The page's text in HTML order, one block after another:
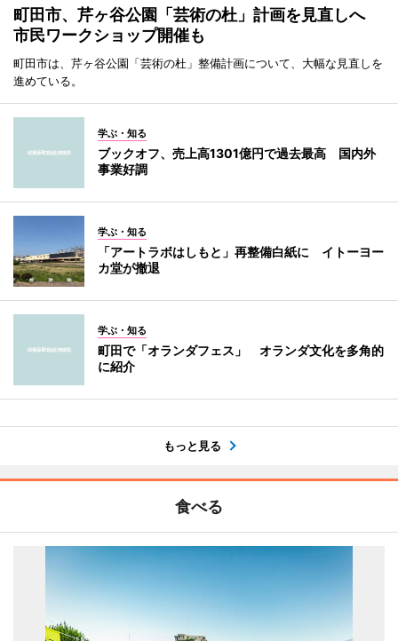
町田市、芹ヶ谷公園「芸術の杜」計画を見直しへ
市民ワークショップ開催も
町田市は、芹ヶ谷公園「芸術の杜」整備計画について、大幅な見直しを
進めている。
学ぶ・知る
ブックオフ、売上高1301億円で過去最高 国内外
事業好調
学ぶ・知る
「アートラボはしもと」再整備白紙に イトーヨー
カ堂が撤退
学ぶ・知る
町田で「オランダフェス」 オランダ文化を多角的
に紹介
もっと見る
食べる